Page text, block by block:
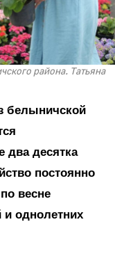
района. Татьяна
белыничской
два десятка
постоянно
весне
и однолетних